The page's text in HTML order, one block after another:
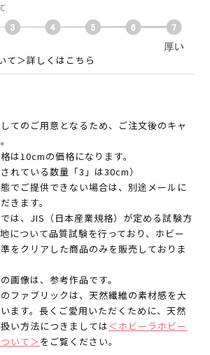
て＞詳しくはこちら
てのご用意となるため、ご注文後のキャ
は10cmの価格になります。
れている数量「3」は30cm）
でご提供できない場合は、別途メールに
きます。
は、JIS（日本産業規格）が定める試験方
について品質試験を行っており、ホビー
をクリアした商品のみを販売しておりま
画像は、参考作品です。
ファブリックは、天然繊維の素材感を大
ます。長くご愛用いただくために、天然
い方法につきましては＜ホビーラホビー
いて＞ をご覧ください。